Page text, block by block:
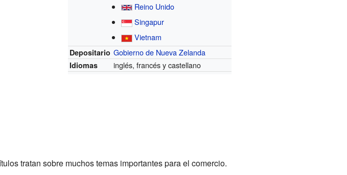
Reino Unido
Singapur
Vietnam
Depositario Gobierno de Nueva Zelanda
Idiomas inglés, francés y castellano
tratan sobre muchos temas importantes para el comercio.